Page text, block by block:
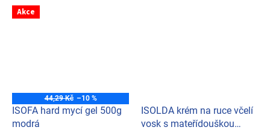
Akce
44,29 Kč –10 %
ISOFA hard mycí gel 500g
modrá
ISOLDA krém na ruce včelí
vosk s mateřídouškou